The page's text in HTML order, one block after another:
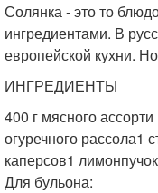
Солянка - это то
ингредиентами. В
европейской кухни.
ИНГРЕДИЕНТЫ
400 г мясного
огуречного рассола1
каперсов1
Для бульона: